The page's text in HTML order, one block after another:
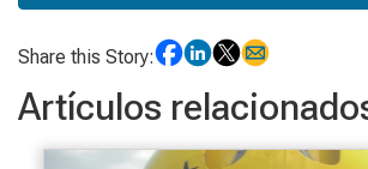
Share this Story:
Artículos